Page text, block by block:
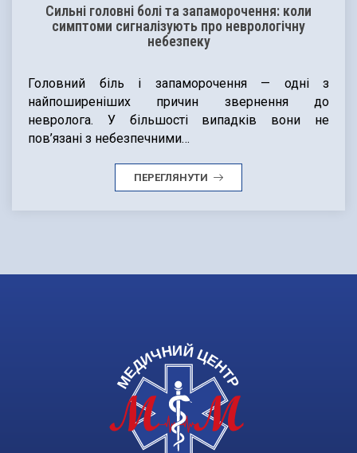
Сильні головні болі та запаморочення: коли
симптоми сигналізують про неврологічну
небезпеку
Головний біль і запаморочення — одні з
найпоширеніших причин звернення до
невролога. У більшості випадків вони не
пов’язані з небезпечними…
ПЕРЕГЛЯНУТИ